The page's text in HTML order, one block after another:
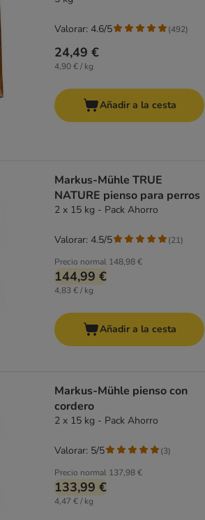
24,49 €
4,90 € / kg
Valorar: 4.6/5 (492)
Añadir a la cesta
Markus-Mühle TRUE
NATURE pienso para perros
2 x 15 kg - Pack Ahorro
Precio normal 148,98 €
144,99 €
4,83 € / kg
Valorar: 4.5/5 (21)
Añadir a la cesta
Markus-Mühle pienso con
cordero
2 x 15 kg - Pack Ahorro
Precio normal 137,98 €
133,99 €
4,47 € / kg
Valorar: 5/5 (3)